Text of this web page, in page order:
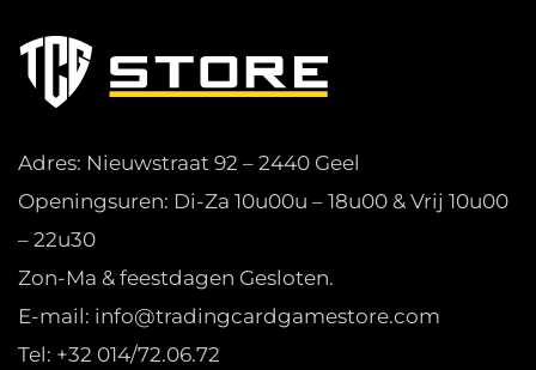
Adres: Nieuwstraat 92 – 2440 Geel
Openingsuren: Di-Za 10u00u – 18u00 & Vrij 10u00
– 22u30
Zon-Ma & feestdagen Gesloten.
E-mail: info@tradingcardgamestore.com
Tel: +32 014/72.06.72